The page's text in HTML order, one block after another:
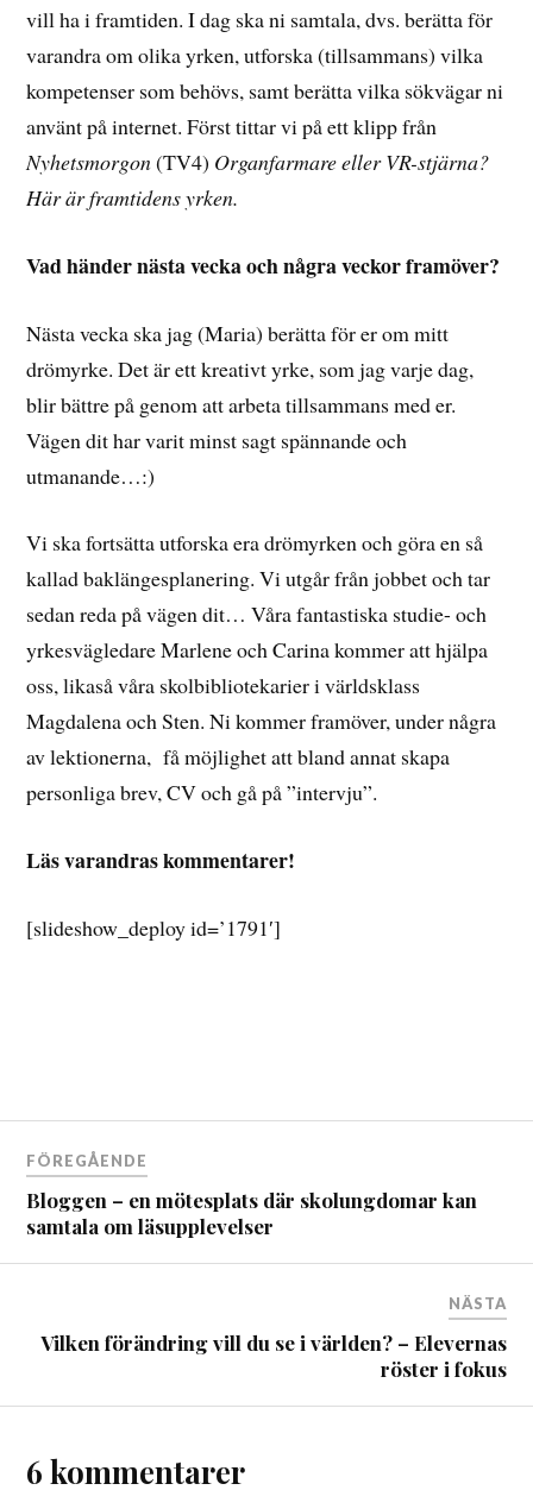
vill ha i framtiden. I dag ska ni samtala, dvs. berätta för
varandra om olika yrken, utforska (tillsammans) vilka
kompetenser som behövs, samt berätta vilka sökvägar ni
använt på internet. Först tittar vi på ett klipp från
Nyhetsmorgon(TV4) Organfarmare eller VR-stjärna?
Här är framtidens yrken.
Vad händer nästa vecka och några veckor framöver?
Nästa vecka ska jag (Maria) berätta för er om mitt
drömyrke. Det är ett kreativt yrke, som jag varje dag,
blir bättre på genom att arbeta tillsammans med er.
Vägen dit har varit minst sagt spännande och
utmanande…:)
Vi ska fortsätta utforska era drömyrken och göra en så
kallad baklängesplanering. Vi utgår från jobbet och tar
sedan reda på vägen dit… Våra fantastiska studie- och
yrkesvägledare Marlene och Carina kommer att hjälpa
oss, likaså våra skolbibliotekarier i världsklass
Magdalena och Sten. Ni kommer framöver, under några
av lektionerna, få möjlighet att bland annat skapa
personliga brev, CV och gå på ”intervju”.
Läs varandras kommentarer!
[slideshow_deploy id=’1791′]
FÖREGÅENDE
Bloggen – en mötesplats där skolungdomar kan
samtala om läsupplevelser
NÄSTA
Vilken förändring vill du se i världen? – Elevernas
röster i fokus
6 kommentarer